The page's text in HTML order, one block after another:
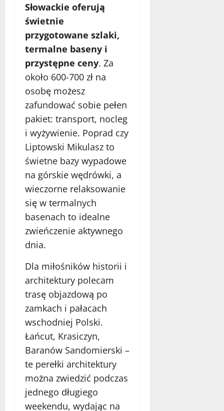
Słowackie oferują
świetnie
przygotowane szlaki,
termalne baseny i
przystępne ceny. Za
około 600-700 zł na
osobę możesz
zafundować sobie pełen
pakiet: transport, nocleg
i wyżywienie. Poprad czy
Liptowski Mikulasz to
świetne bazy wypadowe
na górskie wędrówki, a
wieczorne relaksowanie
się w termalnych
basenach to idealne
zwieńczenie aktywnego
dnia.
Dla miłośników historii i
architektury polecam
trasę objazdową po
zamkach i pałacach
wschodniej Polski.
Łańcut, Krasiczyn,
Baranów Sandomierski –
te perełki architektury
można zwiedzić podczas
jednego długiego
weekendu, wydając na